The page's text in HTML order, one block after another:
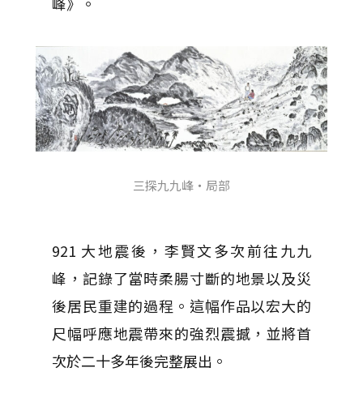
三探九九峰・局部
921 大地震後，李賢文多次前往九九
峰，記錄了當時柔腸寸斷的地景以及災
後居民重建的過程。這幅作品以宏大的
尺幅呼應地震帶來的強烈震撼，並將首
次於二十多年後完整展出。